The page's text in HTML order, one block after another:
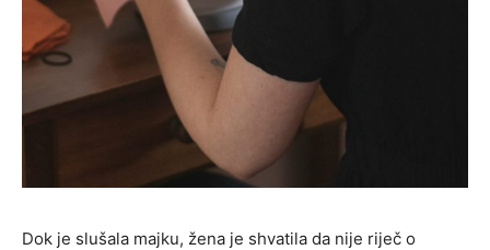
Dok je slušala majku, žena je shvatila da nije riječ o